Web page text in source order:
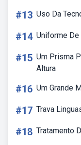
#13 Uso Da
#14 Uniforme
#15 Um Prisma
Altura
#16 Um Grande
#17 Trava
#18 Tratamento